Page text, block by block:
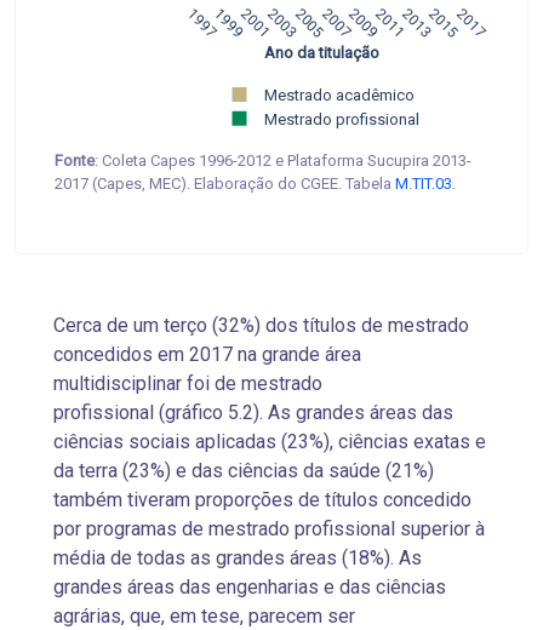
19971999200120032005200720092011201320152017
Mestrado acadêmico
Mestrado profissional
Ano da titulação
Fonte: Coleta Capes 1996-2012 e Plataforma Sucupira 2013-
2017 (Capes, MEC). Elaboração do CGEE. Tabela M.TIT.03.
Cerca de um terço (32%) dos títulos de mestrado
concedidos em 2017 na grande área
multidisciplinar foi de mestrado
profissional (gráfico 5.2). As grandes áreas das
ciências sociais aplicadas (23%), ciências exatas e
da terra (23%) e das ciências da saúde (21%)
também tiveram proporções de títulos concedido
por programas de mestrado profissional superior à
média de todas as grandes áreas (18%). As
grandes áreas das engenharias e das ciências
agrárias, que, em tese, parecem ser